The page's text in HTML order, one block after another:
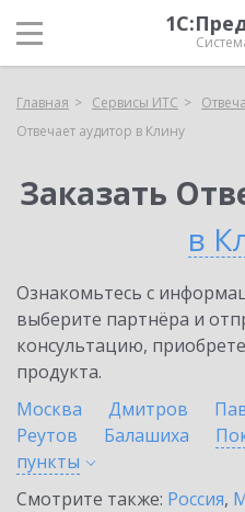
Главная Сервисы ИТС
Отвечает аудитор в Клину
Заказать
в
Ознакомьтесь с
выберите партнёра и
консультацию,
продукта.
Москва
Дмитров
Реутов
Балашиха
пункты
Смотрите также: Россия,